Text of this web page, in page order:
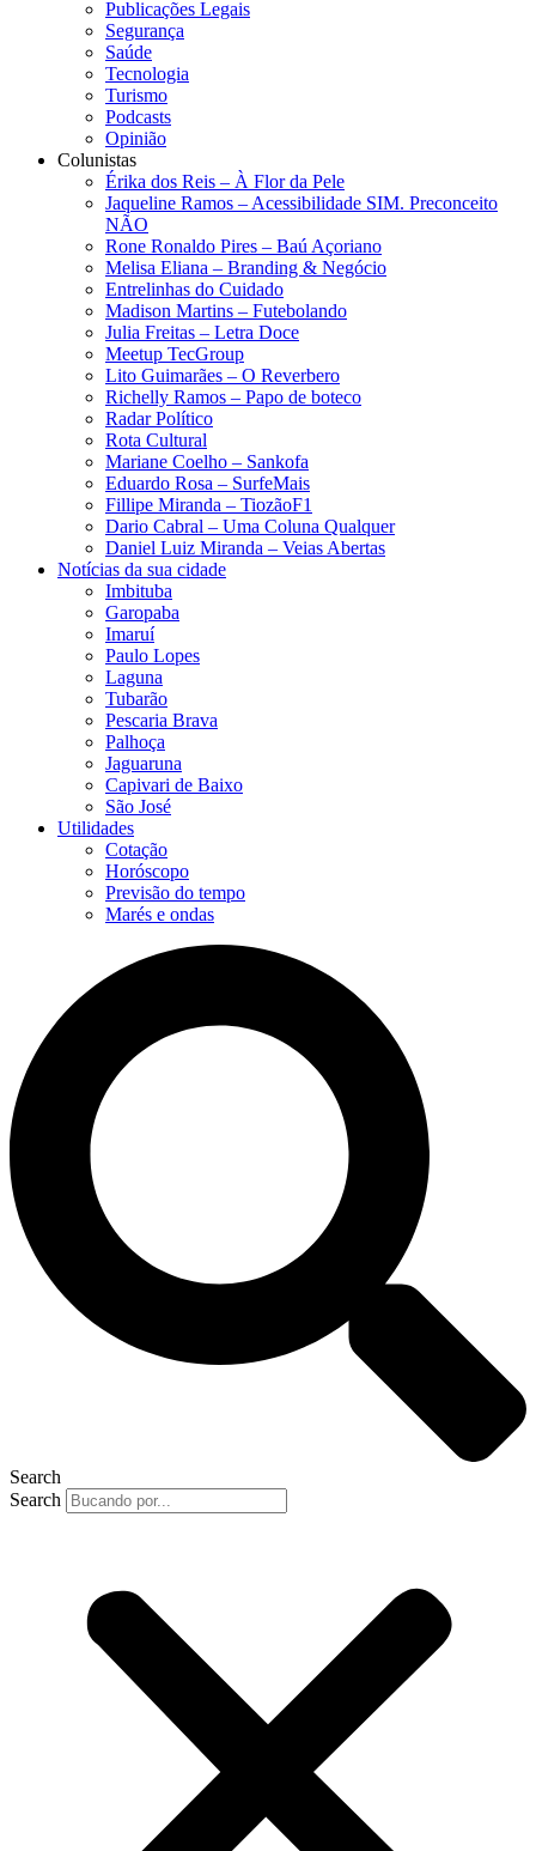
Publicações Legais
Segurança
Saúde
Tecnologia
Turismo
Podcasts
Opinião
Colunistas
Érika dos Reis​ – À Flor da Pele
Jaqueline Ramos – Acessibilidade SIM. Preconceito
NÃO
Rone Ronaldo Pires – Baú Açoriano
Melisa Eliana – Branding & Negócio
Entrelinhas do Cuidado
Madison Martins – Futebolando
Julia Freitas​ – Letra Doce
Meetup TecGroup
Lito Guimarães – O Reverbero
Richelly Ramos​ – Papo de boteco
Radar Político
Rota Cultural
Mariane Coelho – Sankofa
Eduardo Rosa​ – SurfeMais
Fillipe Miranda – TiozãoF1
Dario Cabral – Uma Coluna Qualquer
Daniel Luiz Miranda – Veias Abertas
Notícias da sua cidade
Imbituba
Garopaba
Imaruí
Paulo Lopes
Laguna
Tubarão
Pescaria Brava
Palhoça
Jaguaruna
Capivari de Baixo
São José
Utilidades
Cotação
Horóscopo
Previsão do tempo
Marés e ondas
Search
Search